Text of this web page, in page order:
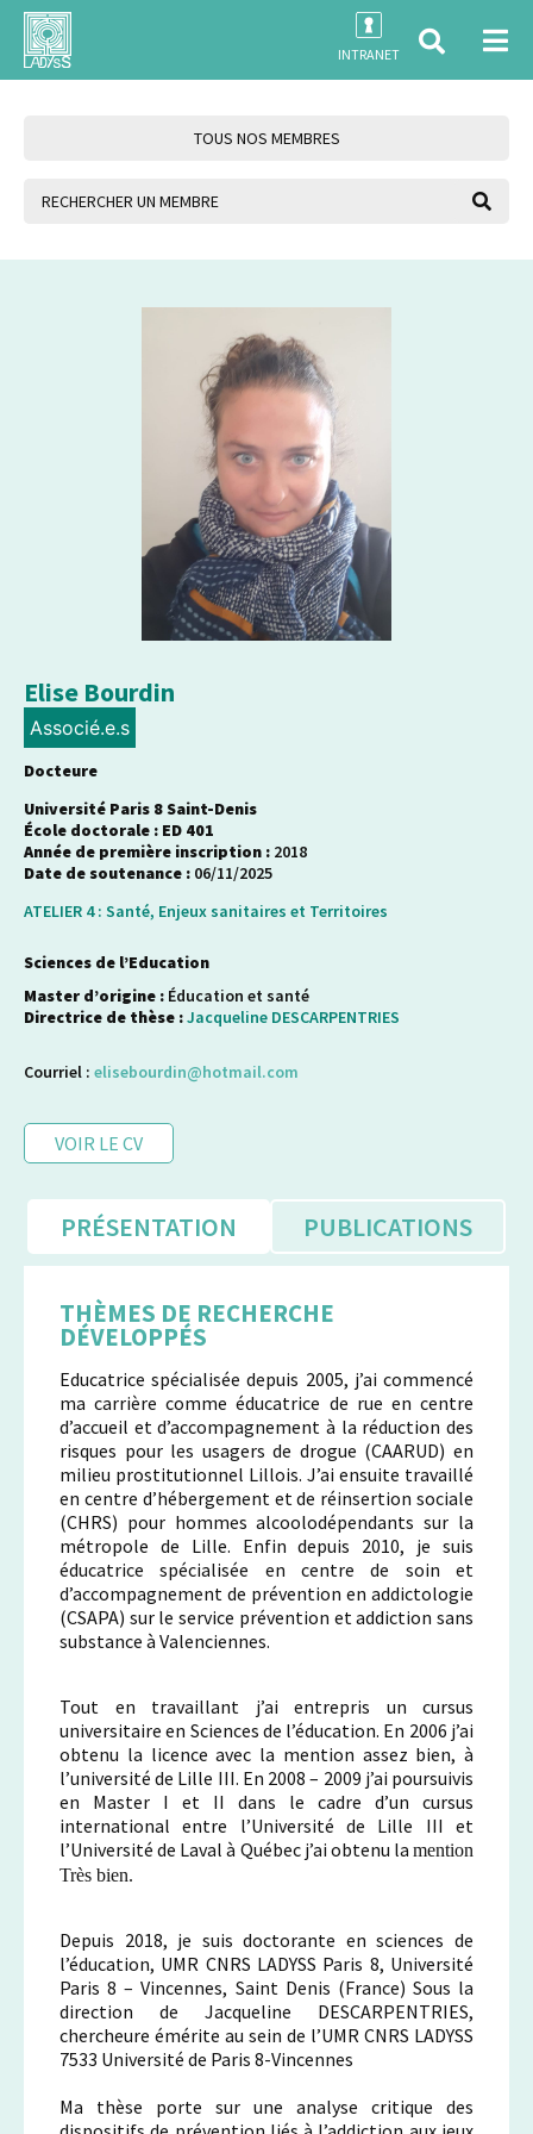
INTRANET
TOUS NOS MEMBRES
Elise Bourdin
Associé.e.s
Docteure
Université Paris 8 Saint-Denis
École doctorale : ED 401
Année de première inscription : 2018
Date de soutenance : 06/11/2025
ATELIER 4 : Santé, Enjeux sanitaires et Territoires
Sciences de l’Education
Master d’origine : Éducation et santé
Directrice de thèse :Jacqueline DESCARPENTRIES
Courriel : elisebourdin@hotmail.com
VOIR LE CV
PRÉSENTATION PUBLICATIONS
THÈMES DE RECHERCHE
DÉVELOPPÉS
Educatrice spécialisée depuis 2005, j’ai commencé
ma carrière comme éducatrice de rue en centre
d’accueil et d’accompagnement à la réduction des
risques pour les usagers de drogue (CAARUD) en
milieu prostitutionnel Lillois. J’ai ensuite travaillé
en centre d’hébergement et de réinsertion sociale
(CHRS) pour hommes alcoolodépendants sur la
métropole de Lille. Enfin depuis 2010, je suis
éducatrice spécialisée en centre de soin et
d’accompagnement de prévention en addictologie
(CSAPA) sur le service prévention et addiction sans
substance à Valenciennes.
Tout en travaillant j’ai entrepris un cursus
universitaire en Sciences de l’éducation. En 2006 j’ai
obtenu la licence avec la mention assez bien, à
l’université de Lille III. En 2008 – 2009 j’ai poursuivis
en Master I et II dans le cadre d’un cursus
international entre l’Université de Lille III et
l’Université de Laval à Québec j’ai obtenu la mention
Très bien.
Depuis 2018, je suis doctorante en sciences de
l’éducation, UMR CNRS LADYSS Paris 8, Université
Paris 8 – Vincennes, Saint Denis (France) Sous la
direction de Jacqueline DESCARPENTRIES,
chercheure émérite au sein de l’UMR CNRS LADYSS
7533 Université de Paris 8-Vincennes
Ma thèse porte sur une analyse critique des